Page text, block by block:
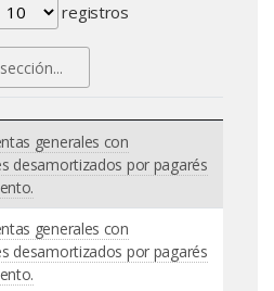
registros
generales con
desamortizados por pagarés
generales con
desamortizados por pagarés